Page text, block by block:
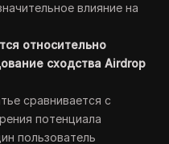
влияние на
относительно
сходства Airdrop
сравнивается с
потенциала
пользователь